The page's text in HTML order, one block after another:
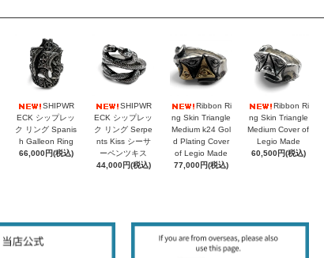
SHIPWR
ECK シップレッ
ク リング Spanis
h Galleon Ring
66,000円(税込)
SHIPWR
ECK シップレッ
ク リング Serpe
nts Kiss シーサ
ーペンツキス
44,000円(税込)
Ribbon Ri
ng Skin Triangle
Medium k24 Gol
d Plating Cover
of Legio Made
77,000円(税込)
Ribbon Ri
ng Skin Triangle
Medium Cover of
Legio Made
60,500円(税込)